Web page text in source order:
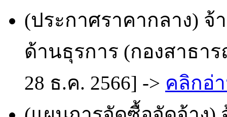
(ประกาศราคากลาง)
ด้านธุรการ (กองสาธา
28 ธ.ค. 2566] -> คลิกอ่